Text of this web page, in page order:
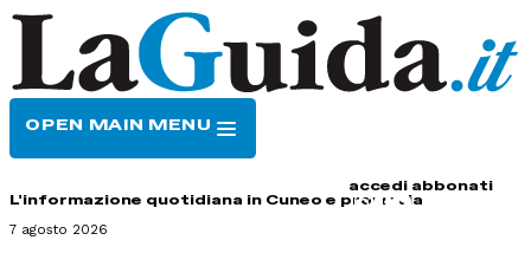
OPEN MAIN MENU
accedi abbonati
L'informazione quotidiana in Cuneo e provincia
7 agosto 2026